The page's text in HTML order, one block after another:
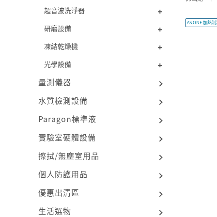
超音波洗淨器
研磨設備
凍結乾燥機
光學設備
量測儀器
水質檢測設備
Paragon標準液
實驗室硬體設備
擦拭/無塵室用品
個人防護用品
優惠出清區
生活選物
AS ONE 加熱